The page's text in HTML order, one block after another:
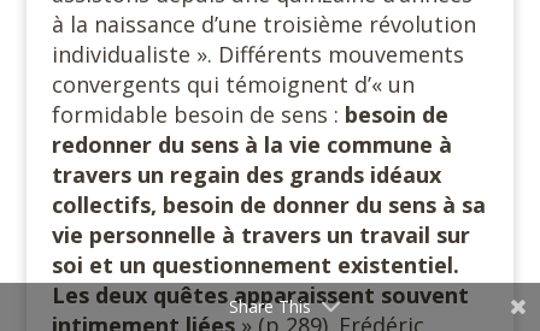
à la naissance d’une troisième révolution
individualiste ». Différents mouvements
convergents qui témoignent d’« un
formidable besoin de sens : besoin de
redonner du sens à la vie commune à
travers un regain des grands idéaux
collectifs, besoin de donner du sens à sa
vie personnelle à travers un travail sur
soi et un questionnement existentiel.
Les deux quêtes apparaissent souvent
intimement liées » (p 289). Frédéric
Share This